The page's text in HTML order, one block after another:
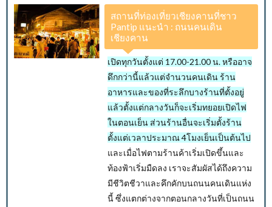
สถานที่ท่องเที่ยวเชียงคานที่ชาว
Pantip แนะนำ : ถนนคนเดิน
เชียงคาน
เปิดทุกวันตั้งแต่ 17.00-21.00 น. หรืออาจ
ดึกกว่านี้แล้วแต่จำนวนคนเดิน ร้าน
อาหารและของที่ระลึกบางร้านที่ตั้งอยู่
แล้วตั้งแต่กลางวันก็จะเริ่มทยอยเปิดไฟ
ในตอนเย็น ส่วนร้านอื่นจะเริ่มตั้งร้าน
ตั้งแต่เวลาประมาณ 4โมงเย็นเป็นต้นไป
และเมื่อไฟตามร้านค้าเริ่มเปิดขึ้นและ
ท้องฟ้าเริ่มมืดลง เราจะสัมผัสได้ถึงความ
มีชีวิตชีวาและคึกคักบนถนนคนเดินแห่ง
นี้ ซึ่งแตกต่างจากตอนกลางวันที่เป็นถนน